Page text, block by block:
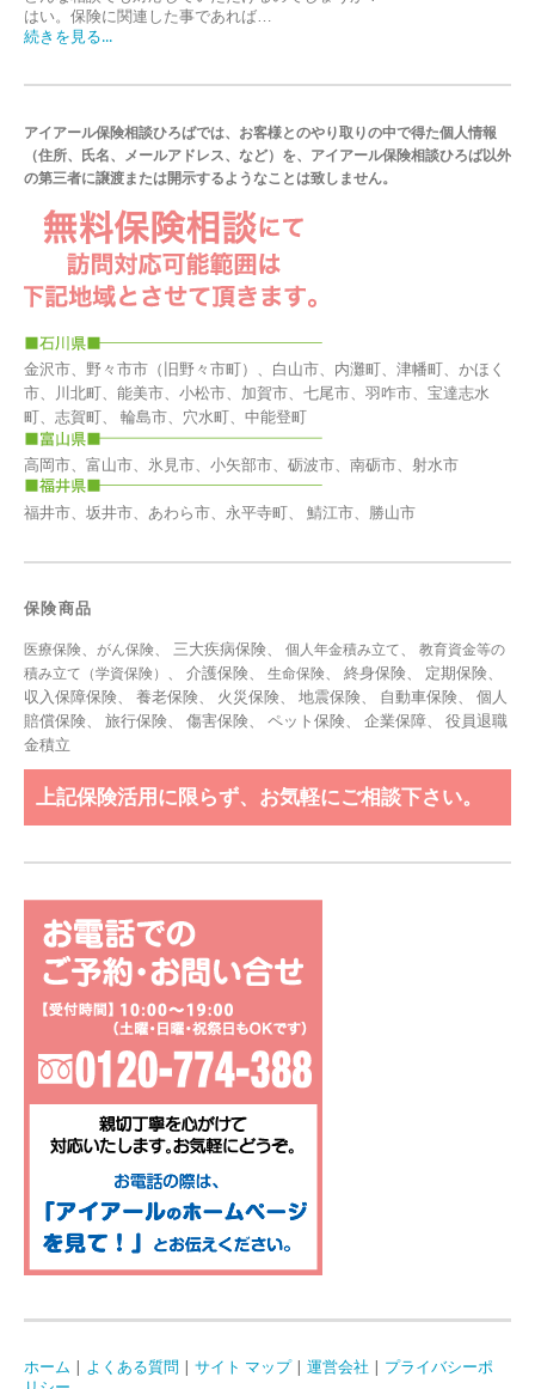
はい。保険に関連した事であれば…
続きを見る...
アイアール保険相談ひろばでは、お客様とのやり取りの中で得た個人情報
（住所、氏名、メールアドレス、など）を、アイアール保険相談ひろば以外
の第三者に譲渡または開示するようなことは致しません。
金沢市、野々市市（旧野々市町）、白山市、内灘町、津幡町、かほく
市、川北町、能美市、小松市、加賀市、七尾市、羽咋市、宝達志水
町、志賀町、 輪島市、穴水町、中能登町
高岡市、富山市、氷見市、小矢部市、砺波市、南砺市、射水市
福井市、坂井市、あわら市、永平寺町、 鯖江市、勝山市
保険商品
医療保険、 がん保険、 三大疾病保険、 個人年金積み立て、 教育資金等の
積み立て（学資保険） 、 介護保険、 生命保険、 終身保険、 定期保険、
収入保障保険、 養老保険、 火災保険、 地震保険、 自動車保険、 個人
賠償保険、 旅行保険、 傷害保険、 ペット保険、 企業保障、 役員退職
金積立
上記保険活用に限らず、お気軽にご相談下さい。
ホーム よくある質問 サイト マップ 運営会社
プライバシーポ